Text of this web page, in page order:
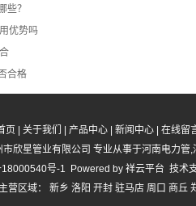
些？
优势吗
合格
页 关于我们 产品中心| 新闻中心| 在线留
欣星管业有限公司 专业从事于河南电力管,
号-1 Powered by 祥云平台 技术
营区域： 新乡 洛阳 开封 驻马店 周口 商丘